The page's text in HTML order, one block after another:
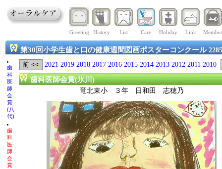
Greeting History List Care Holiday Link Member
第30回小学生歯と口の健康週間図画ポスターコンクール
歯
科
医
師
会
賞
(八
代)
歯
科
医
師
会
賞
2021 2019 2018 2017 2016 2015 2014 2013 2012 2011 2010
歯科医師会賞(氷川)
竜北東小 ３年 日和田 志穂乃